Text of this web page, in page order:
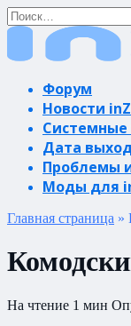
Перейти
к
содержанию
Search
for:
Форум
Новости
Системные
Дата
Проблемы
Моды для
Главная страница »
На чтение 1 мин